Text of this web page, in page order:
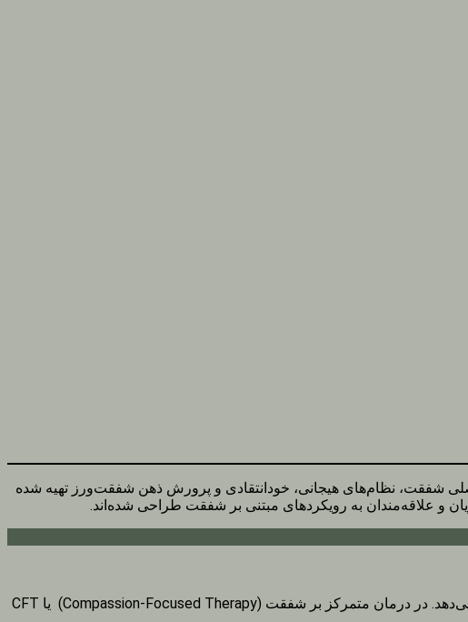
شفقت، نظام‌های هیجانی، خودانتقادی و پرورش ذهن شفقت‌ورز تهیه شده
و علاقه‌مندان به رویکردهای مبتنی بر شفقت طراحی شده‌اند.
احساس شرم یکی از دردناک‌ترین تجربه‌های هیجانی انسان است. شرم ما را به انزوا، خودسرزنشی و گاه اجتناب از ارتباط سوق می‌دهد. در درمان متمرکز بر شفقت (Compassion-Focused Therapy) یا CFT